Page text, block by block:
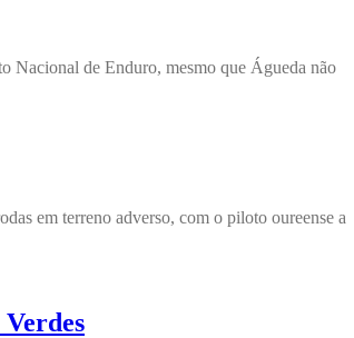
Nacional de Enduro, mesmo que Águeda não
em terreno adverso, com o piloto oureense a